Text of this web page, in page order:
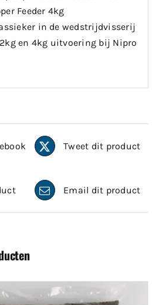
Feeder 4kg
in de wedstrijdvisserij
en 4kg uitvoering bij Nipro
Tweet dit product
Email dit product